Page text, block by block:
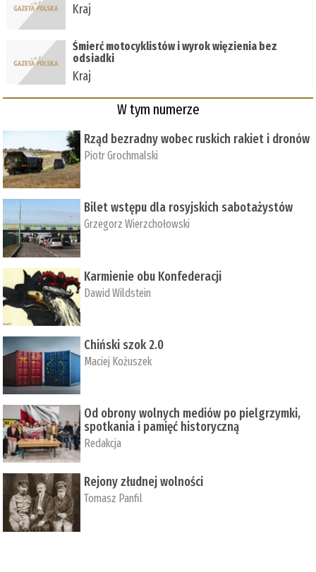
Kraj
Śmierć motocyklistów i wyrok więzienia bez
odsiadki
Kraj
W tym numerze
Rząd bezradny wobec ruskich rakiet i dronów
Piotr Grochmalski
Bilet wstępu dla rosyjskich sabotażystów
Grzegorz Wierzchołowski
Karmienie obu Konfederacji
Dawid Wildstein
Chiński szok 2.0
Maciej Kożuszek
Od obrony wolnych mediów po pielgrzymki,
spotkania i pamięć historyczną
Redakcja
Rejony złudnej wolności
Tomasz Panfil